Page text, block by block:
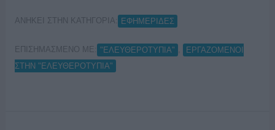
ΑΝΗΚΕΙ ΣΤΗΝ ΚΑΤΗΓΟΡΙΑ: ΕΦΗΜΕΡΙΔΕΣ
ΕΠΙΣΗΜΑΣΜΕΝΟ ΜΕ: "ΕΛΕΥΘΕΡΟΤΥΠΙΑ"
ΕΡΓΑΖΟΜΕΝΟΙ
ΣΤΗΝ "ΕΛΕΥΘΕΡΟΤΥΠΙΑ"